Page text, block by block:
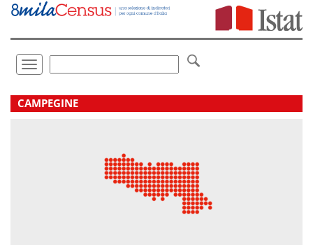
Vai
direttamente
Toggle
navigation
.
CAMPEGINE